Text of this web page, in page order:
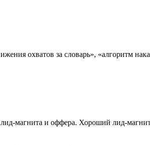
охватов за словарь», «алгоритм
магнита и оффера. Хороший лид-